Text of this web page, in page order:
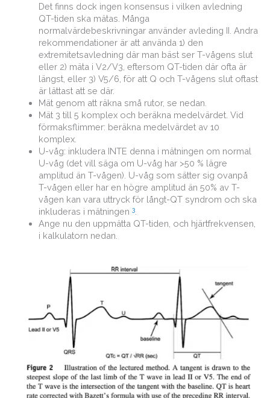
Det finns dock ingen konsensus i vilken avledning
QT-tiden ska mätas. Många
normalvärdebeskrivningar använder avleding II. Andra
rekommendationer är att använda 1) den
extremitetsavledning där man bäst ser T-vågens slut
eller 2) mäta i V2/V3, eftersom QT-tiden där ofta är
längst, eller 3) V5/6, för att Q och T-vågens slut oftast
är lättast att se där.
Mät genom att räkna små rutor, se nedan.
Mät 3 till 5 komplex och beräkna medelvärdet. Vid
förmaksflimmer: beräkna medelvärdet av 10
komplex.
U-våg: inkludera INTE denna i mätningen om normal
U-våg (det vill säga om U-våg har >50 % lägre
amplitud än T-vågen). U-våg som sätter sig ovanpå
T-vågen eller har en högre amplitud än 50% av T-
vågen kan vara uttryck för långt-QT syndrom och ska
inkluderas i mätningen 3.
Ange nu den uppmätta QT-tiden, och hjärtfrekvensen,
i kalkulatorn nedan.